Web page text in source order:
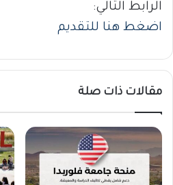
الرابط التالي:
اضغط هنا للتقديم
مقالات ذات صلة